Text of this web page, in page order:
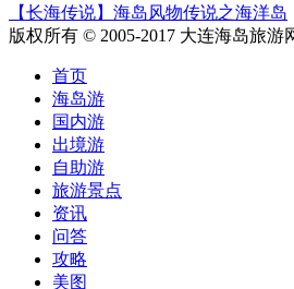
【长海传说】海岛风物传说之海洋岛
版权所有 © 2005-2017 大连海岛旅游
首页
海岛游
国内游
出境游
自助游
旅游景点
资讯
问答
攻略
美图